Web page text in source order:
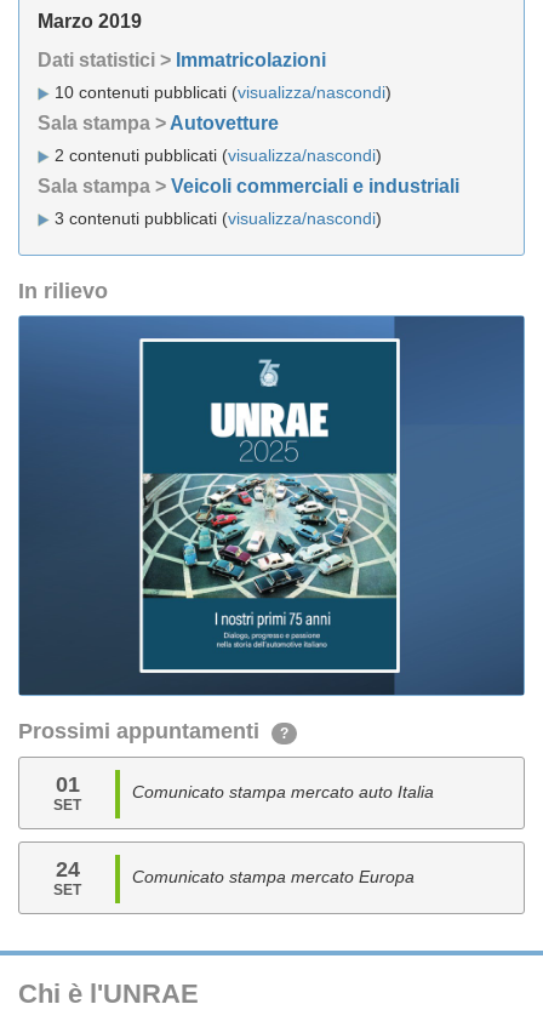
Marzo 2019
Dati statistici > Immatricolazioni
10 contenuti pubblicati (visualizza/nascondi)
Sala stampa > Autovetture
2 contenuti pubblicati (visualizza/nascondi)
Sala stampa > Veicoli commerciali e industriali
3 contenuti pubblicati (visualizza/nascondi)
In rilievo
Prossimi appuntamenti ?
01
SET
Comunicato stampa mercato auto Italia
24
SET
Comunicato stampa mercato Europa
Chi è l'UNRAE